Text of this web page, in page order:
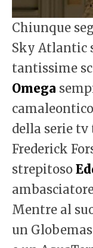
Chiunque
Sky Atlantic
tantissime
Omega
della serie
Frederick
strepitoso
Mentre al
un